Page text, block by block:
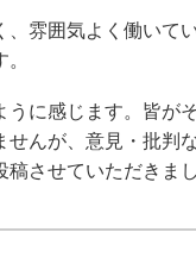
雰囲気よく働いて
に感じます。皆が
せんが、意見・批判
させていただきまし